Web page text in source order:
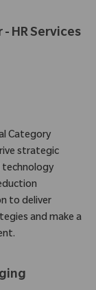
HR Services
Category
strategic
technology
to deliver
and make a